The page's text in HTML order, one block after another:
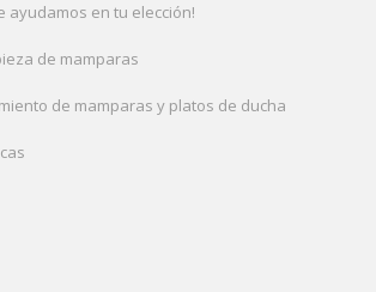
ayudamos en tu elección!
de mamparas
de mamparas y platos de ducha